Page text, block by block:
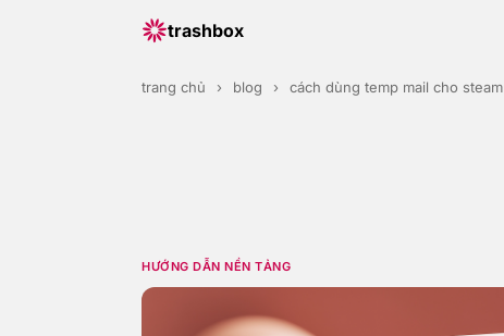
trashbox
trang chủ › blog › cách dùng temp mail cho steam
HƯỚNG DẪN NỀN TẢNG